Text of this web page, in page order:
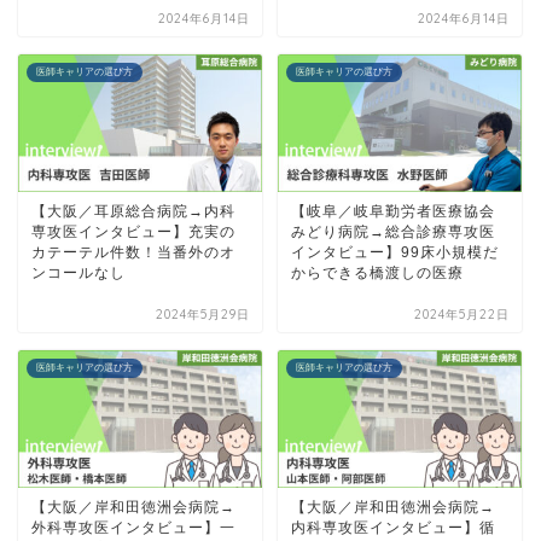
2024年6月14日 2024年6月14日
医師キャリアの選び方
【大阪／耳原総合病院→内科
専攻医インタビュー】充実の
カテーテル件数！当番外のオ
ンコールなし
2024年5月29日
医師キャリアの選び方
【岐阜／岐阜勤労者医療協会
みどり病院→総合診療専攻医
インタビュー】99床小規模だ
からできる橋渡しの医療
2024年5月22日
医師キャリアの選び方
【大阪／岸和田徳洲会病院→
外科専攻医インタビュー】一
医師キャリアの選び方
【大阪／岸和田徳洲会病院→
内科専攻医インタビュー】循